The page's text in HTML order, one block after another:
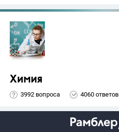
Химия
3992 вопроса 4060 ответов